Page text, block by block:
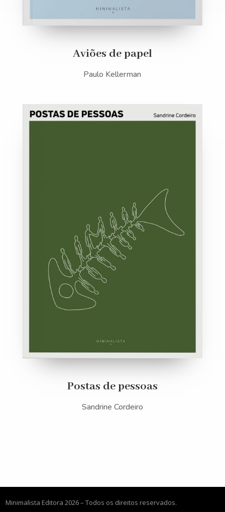
Aviões de papel
Paulo Kellerman
Postas de pessoas
Sandrine Cordeiro
Minimalista Editora 2026 – Todos os direitos reservados.